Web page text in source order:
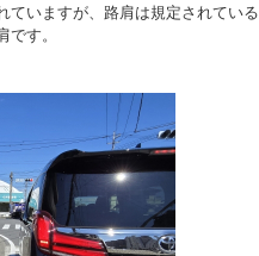
ていますが、路肩は規定されてい
す。